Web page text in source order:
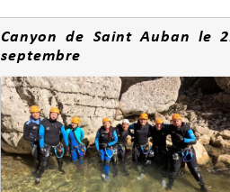
Canyon de Saint Auban le
septembre